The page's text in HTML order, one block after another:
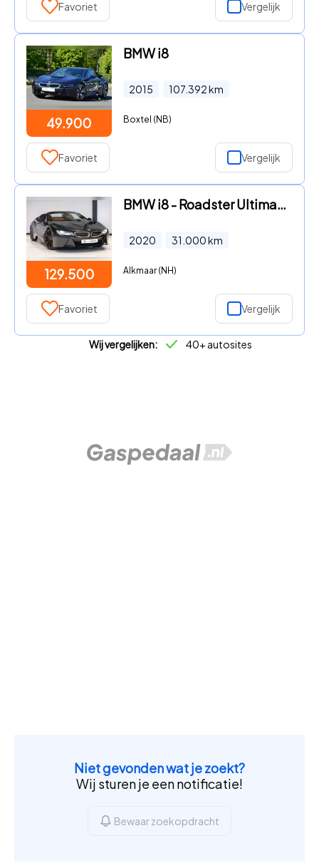
Favoriet Vergelijk
49.900
BMW i8
2015 107.392km
Boxtel (NB)
Favoriet Vergelijk
129.500
BMW i8 - Roadster Ultimate Sophisto Edition
2020 31.000km
Alkmaar (NH)
Favoriet Vergelijk
Wij vergelijken: 40+ autosites
Niet gevonden wat je zoekt?
Wij sturen je een notificatie!
Bewaar zoekopdracht